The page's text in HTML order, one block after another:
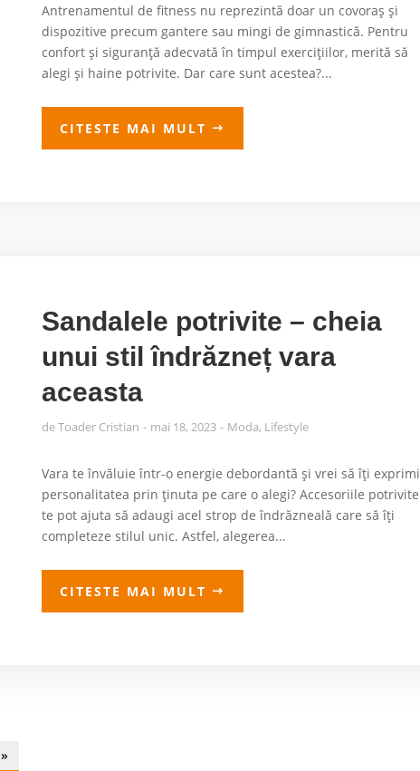
Antrenamentul de fitness nu reprezintă doar un covoraș și
dispozitive precum gantere sau mingi de gimnastică. Pentru
confort și siguranță adecvată în timpul exercițiilor, merită să
alegi și haine potrivite. Dar care sunt acestea?...
CITESTE MAI MULT
Sandalele potrivite – cheia
unui stil îndrăzneț vara
aceasta
deToader Cristian mai 18, 2023 Moda, Lifestyle
Vara te învăluie într-o energie debordantă și vrei să îți exprimi
personalitatea prin ținuta pe care o alegi? Accesoriile potrivite
te pot ajuta să adaugi acel strop de îndrăzneală care să îți
completeze stilul unic. Astfel, alegerea...
CITESTE MAI MULT
»